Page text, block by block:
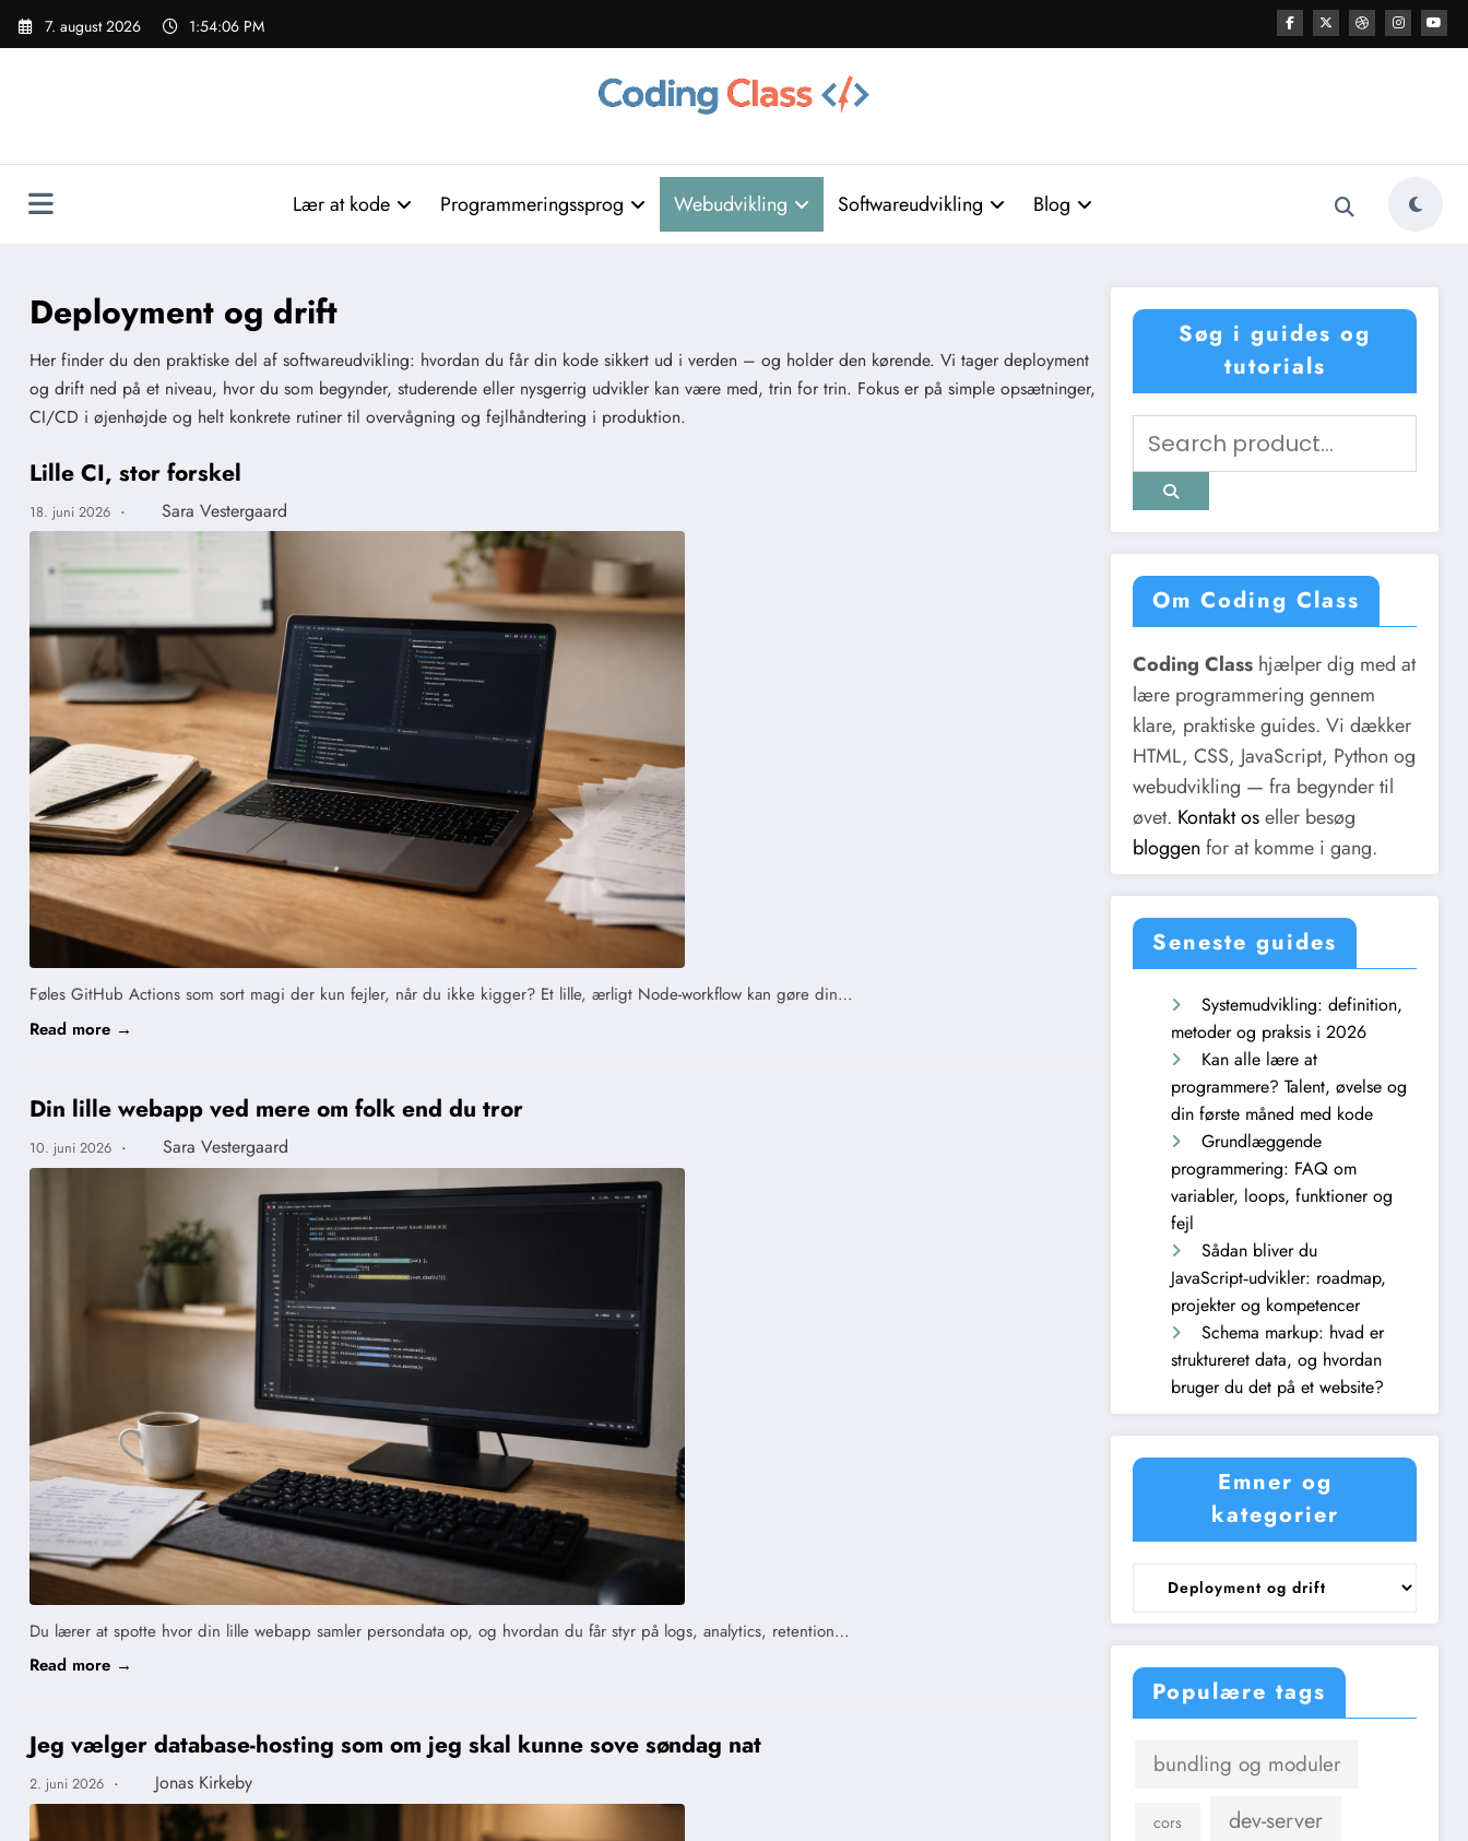
Videre
7. august 2026 1:54:07 PM
Lær at kode Programmeringssprog Webudvikling Softwareudvikling Blog
Deployment og drift
Her finder du den praktiske del af softwareudvikling: hvordan du får din kode sikkert ud i verden – og holder den kørende. Vi tager deployment
og drift ned på et niveau, hvor du som begynder, studerende eller nysgerrig udvikler kan være med, trin for trin. Fokus er på simple opsætninger,
CI/CD i øjenhøjde og helt konkrete rutiner til overvågning og fejlhåndtering i produktion.
Lille CI, stor forskel
18. juni 2026 · Sara Vestergaard
Føles GitHub Actions som sort magi der kun fejler, når du ikke kigger? Et lille, ærligt Node-workflow kan gøre din…
Read more →
Din lille webapp ved mere om folk end du tror
10. juni 2026 · Sara Vestergaard
Du lærer at spotte hvor din lille webapp samler persondata op, og hvordan du får styr på logs, analytics, retention…
Read more →
Jeg vælger database-hosting som om jeg skal kunne sove søndag nat
2. juni 2026 · Jonas Kirkeby
Søg i guides og
tutorials
Om Coding Class
Coding Class hjælper dig med at
lære programmering gennem
klare, praktiske guides. Vi dækker
HTML, CSS, JavaScript, Python og
webudvikling — fra begynder til
øvet. Kontakt oseller besøg
bloggen for at komme i gang.
Seneste guides
Systemudvikling: definition,
metoder og praksis i 2026
Kan alle lære at
programmere? Talent, øvelse og
din første måned med kode
Grundlæggende
programmering: FAQ om
variabler, loops, funktioner og
fejl
Sådan bliver du
JavaScript‑udvikler: roadmap,
projekter og kompetencer
Schema markup: hvad er
struktureret data, og hvordan
bruger du det på et website?
Emner og
kategorier
Emner
kategorier
Populære tags
bundling og moduler
cors
dev-server